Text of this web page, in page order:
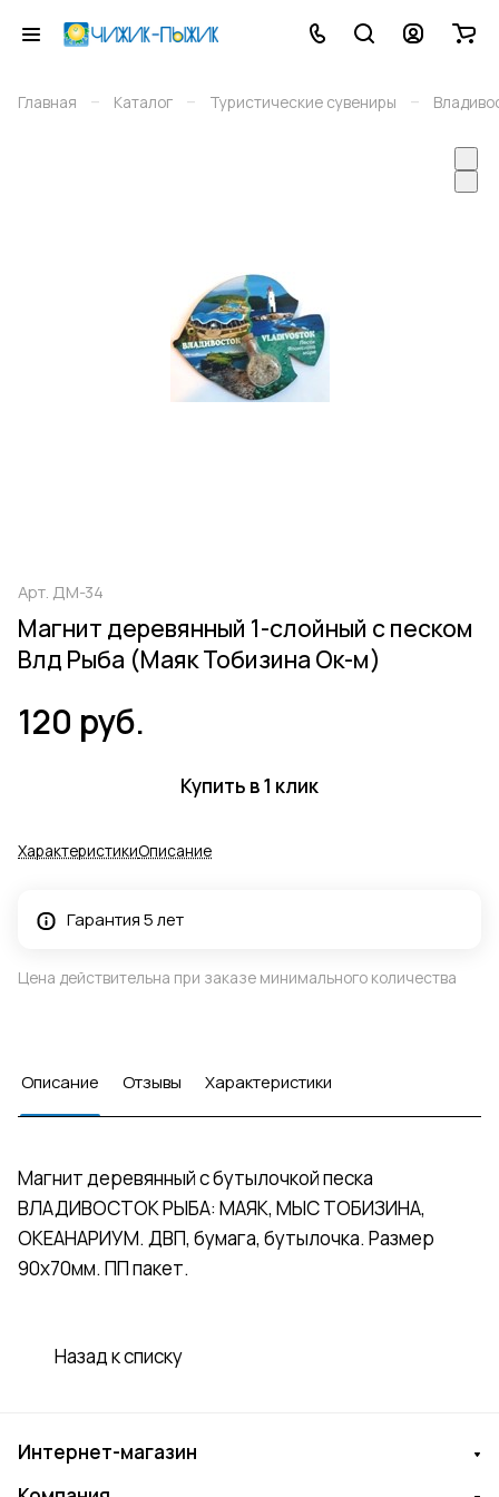
Главная – Каталог – Туристические сувениры –
Арт. ДМ-34
Магнит деревянный 1-слойный с песком
Влд Рыба (Маяк Тобизина Ок-м)
120 руб.
Купить в 1 клик
ХарактеристикиОписание
Гарантия 5 лет
Цена действительна при заказе минимального количества
Описание Отзывы Характеристики
Магнит деревянный с бутылочкой песка
ВЛАДИВОСТОК РЫБА: МАЯК, МЫС ТОБИЗИНА,
ОКЕАНАРИУМ. ДВП, бумага, бутылочка. Размер
90х70мм. ПП пакет.
Назад к списку
Интернет-магазин